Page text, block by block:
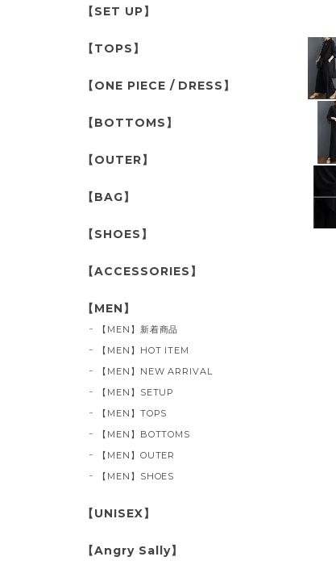
【SET UP】
【TOPS】
【ONE PIECE / DRESS】
【BOTTOMS】
【OUTER】
【BAG】
【SHOES】
【ACCESSORIES】
【MEN】
【MEN】新着商品
【MEN】HOT ITEM
【MEN】NEW ARRIVAL
【MEN】SETUP
【MEN】TOPS
【MEN】BOTTOMS
【MEN】OUTER
【MEN】SHOES
【UNISEX】
【Angry Sally】